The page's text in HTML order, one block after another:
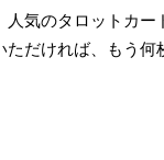
人気のタロットカー
ただければ、もう何